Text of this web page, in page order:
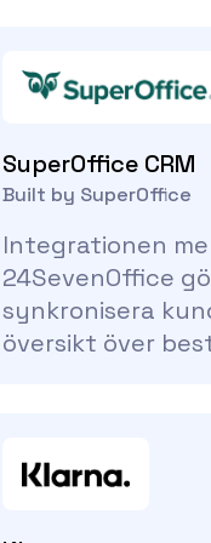
SuperOffice CRM
Built by SuperOffice
Integrationen
24SevenOffice
synkronisera
översikt över